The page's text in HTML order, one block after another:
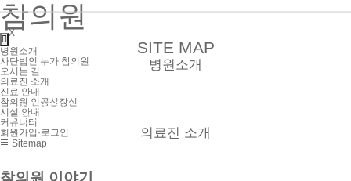
참의원
병원소개
사단법인 누가 참의원
오시는 길
의료진 소개
진료 안내
참의원 인공신장실
시설 안내
커뮤니티
회원가입·로그인
Sitemap
X
SITE MAP
병원소개
● 사단법인 누가 참의원
● 오시는 길
의료진 소개
● 외래
참의원 이야기